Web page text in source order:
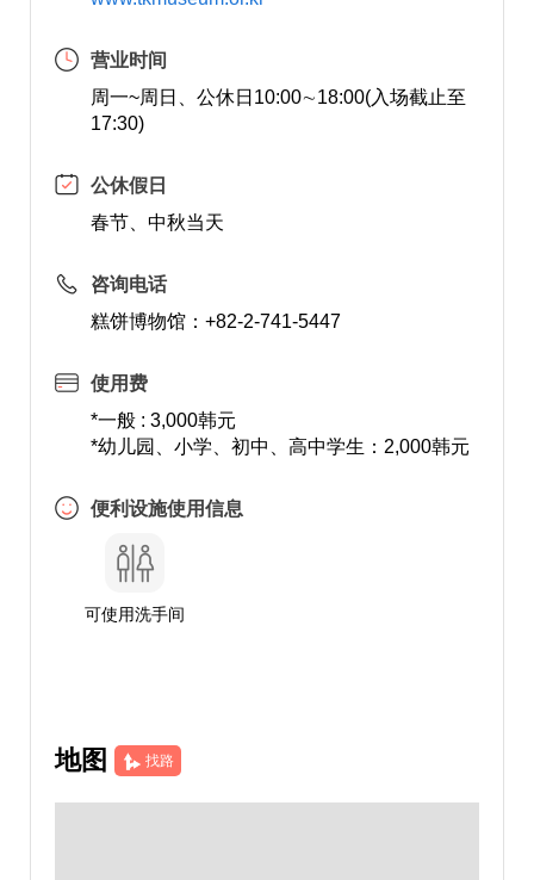
营业时间
周一~周日、公休日10:00∼18:00(入场截止至
17:30)
公休假日
春节、中秋当天
咨询电话
糕饼博物馆：+82-2-741-5447
使用费
*一般 : 3,000韩元
*幼儿园、小学、初中、高中学生：2,000韩元
便利设施使用信息
可使用洗手间
地图 找路